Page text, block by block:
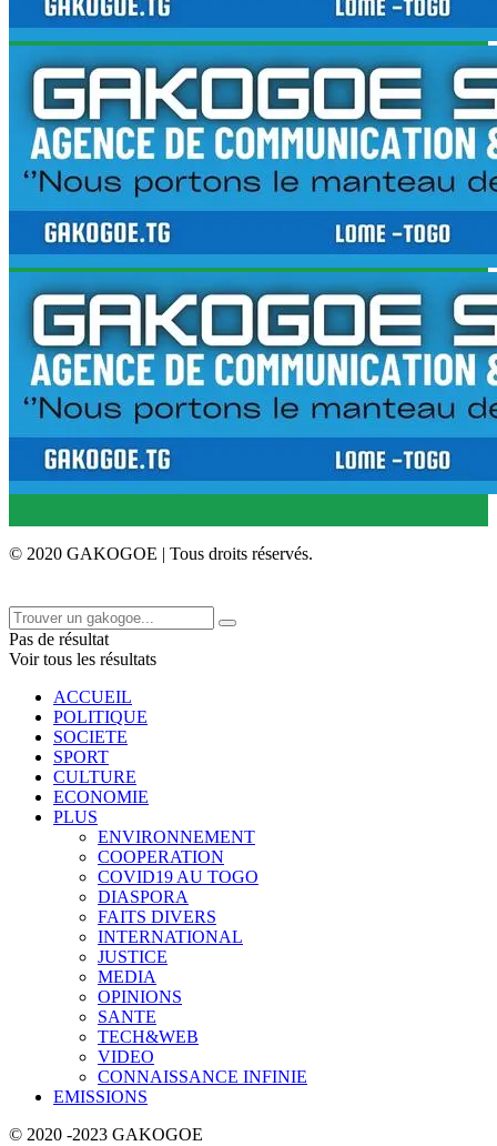
© 2020 GAKOGOE | Tous droits réservés.
Pas de résultat
Voir tous les résultats
ACCUEIL
POLITIQUE
SOCIETE
SPORT
CULTURE
ECONOMIE
PLUS
ENVIRONNEMENT
COOPERATION
COVID19 AU TOGO
DIASPORA
FAITS DIVERS
INTERNATIONAL
JUSTICE
MEDIA
OPINIONS
SANTE
TECH&WEB
VIDEO
CONNAISSANCE INFINIE
EMISSIONS
© 2020 -2023 GAKOGOE